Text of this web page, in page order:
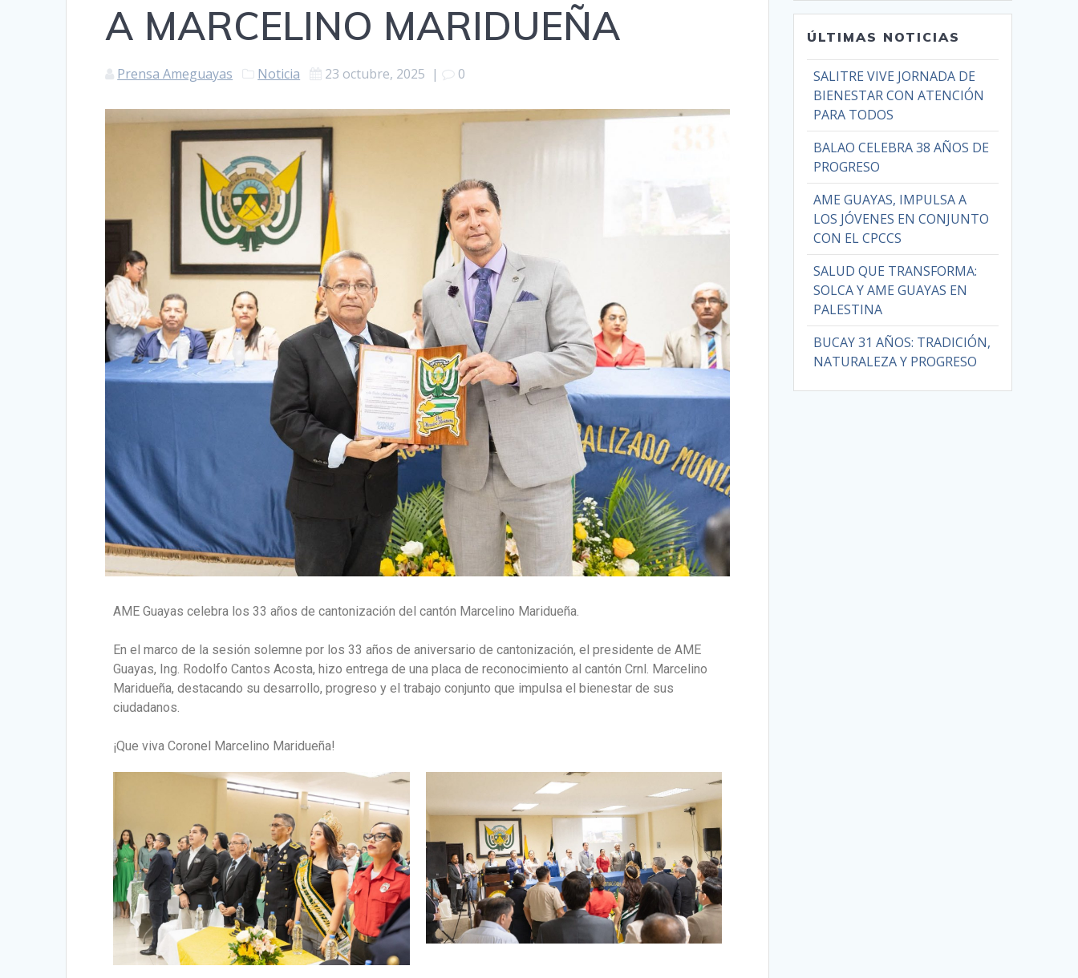
A MARCELINO MARIDUEÑA
Prensa Ameguayas Noticia 23 octubre, 2025 | 0
AME Guayas celebra los 33 años de cantonización del cantón Marcelino Maridueña.
En el marco de la sesión solemne por los 33 años de aniversario de cantonización, el presidente de AME
Guayas, Ing. Rodolfo Cantos Acosta, hizo entrega de una placa de reconocimiento al cantón Crnl. Marcelino
Maridueña, destacando su desarrollo, progreso y el trabajo conjunto que impulsa el bienestar de sus
ciudadanos.
¡Que viva Coronel Marcelino Maridueña!
ÚLTIMAS NOTICIAS
SALITRE VIVE JORNADA DE
BIENESTAR CON ATENCIÓN
PARA TODOS
BALAO CELEBRA 38 AÑOS DE
PROGRESO
AME GUAYAS, IMPULSA A
LOS JÓVENES EN CONJUNTO
CON EL CPCCS
SALUD QUE TRANSFORMA:
SOLCA Y AME GUAYAS EN
PALESTINA
BUCAY 31 AÑOS: TRADICIÓN,
NATURALEZA Y PROGRESO